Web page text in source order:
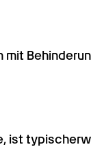
mit
ist